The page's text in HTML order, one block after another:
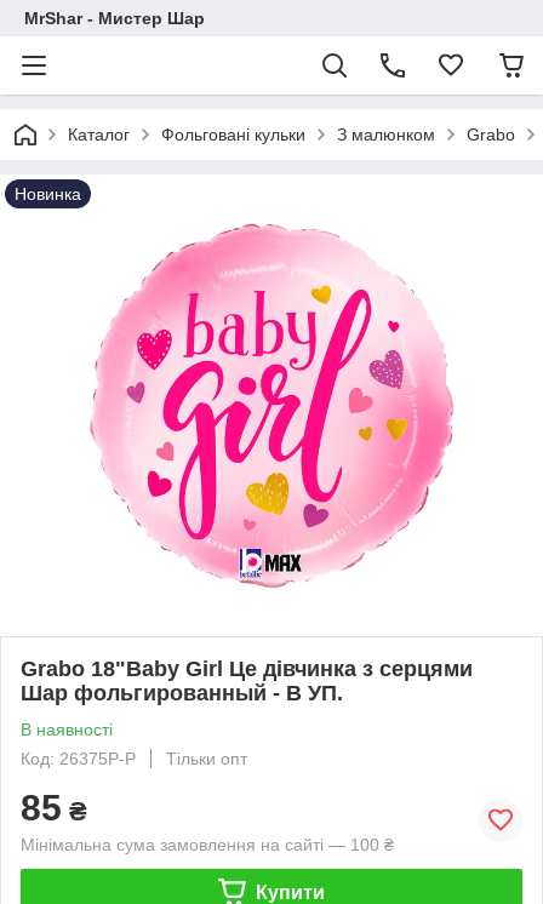
MrShar - Мистер Шар
Каталог Фольговані кульки З малюнком Grabo
Новинка
Grabo 18"Baby Girl Це дівчинка з серцями
Шар фольгированный - В УП.
В наявності
Код: 26375P-P
Тільки опт
85 ₴
Мінімальна сума замовлення на сайті — 100 ₴
Купити